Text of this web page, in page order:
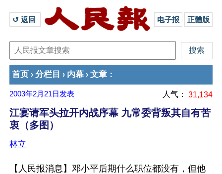
↺ 返回 电子报 正體版
首页 › 分栏目 › 内幕 › 文章 ：
2003年2月21日 发表 人气： 31,134
江宴请军头拉开内战序幕 九常委背叛其自有苦
衷（多图）
林立
【人民报消息】邓小平后期什么职位都没有，但他